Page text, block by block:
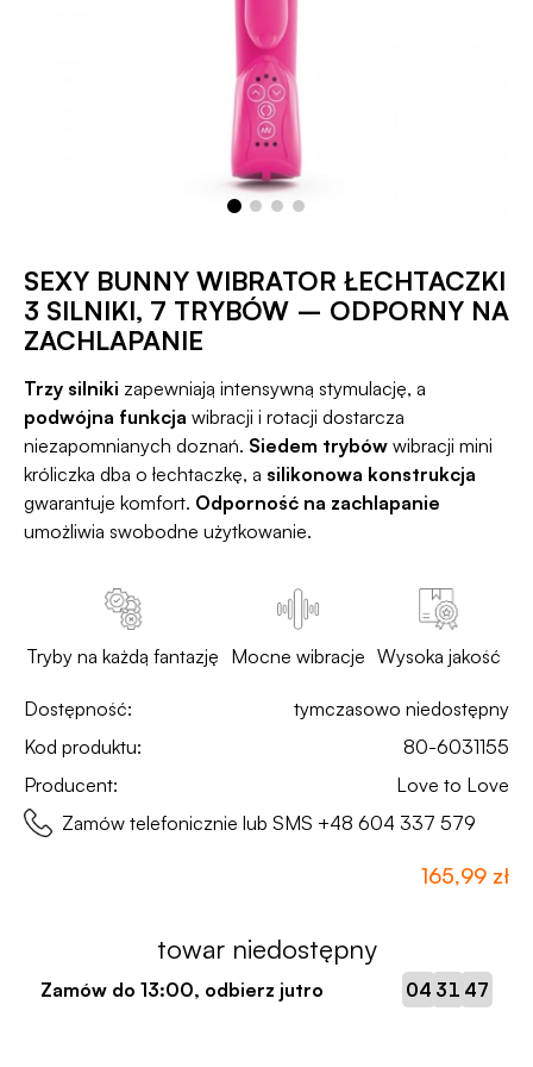
SEXY BUNNY WIBRATOR ŁECHTACZKI
3 SILNIKI, 7 TRYBÓW – ODPORNY NA
ZACHLAPANIE
Trzy silniki zapewniają intensywną stymulację, a
podwójna funkcja wibracji i rotacji dostarcza
niezapomnianych doznań. Siedem trybów wibracji mini
króliczka dba o łechtaczkę, a silikonowa konstrukcja
gwarantuje komfort. Odporność na zachlapanie
umożliwia swobodne użytkowanie.
Tryby na każdą fantazję Mocne wibracje Wysoka jakość
Dostępność:
tymczasowo niedostępny
Kod produktu:
80-6031155
Producent:
Love to Love
Zamów telefonicznie lub SMS +48 604 337 579
165,99 zł
towar niedostępny
Zamów do 13:00, odbierz jutro 04: 31: 46